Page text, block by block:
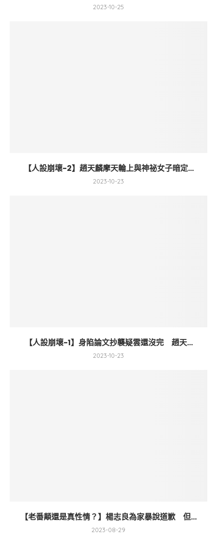
2023-10-25
【人設崩壞-2】趙天麟摩天輪上與神祕女子暗定...
2023-10-23
【人設崩壞-1】身陷論文抄襲疑雲還沒完 趙天...
2023-10-23
【老番顛還是真性情？】楊志良為家暴說道歉 但...
2023-08-29